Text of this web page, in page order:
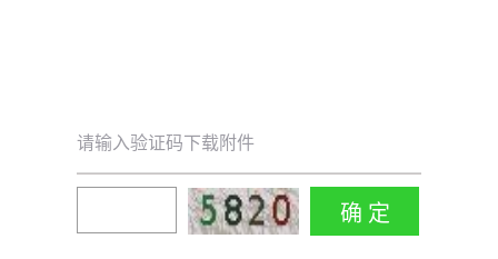
请输入验证码下载附件